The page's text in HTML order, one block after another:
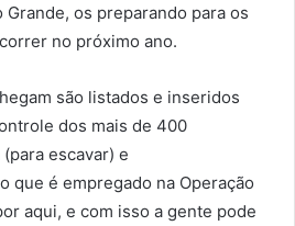
Grande, os preparando para os
no próximo ano.
são listados e inseridos
dos mais de 400
escavar) e
que é empregado na Operação
aqui, e com isso a gente pode